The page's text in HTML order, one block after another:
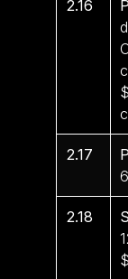
2.16
2.17
2.18